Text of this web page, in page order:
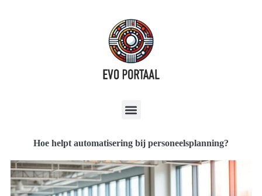
Hoe helpt automatisering bij personeelsplanning?